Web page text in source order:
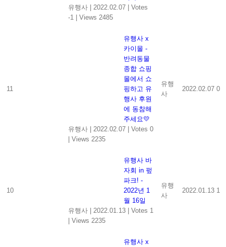
유행사 | 2022.02.07 | Votes
-1 | Views 2485
11
유행사 x
카이몰 -
반려동물
종합 쇼핑
몰에서 쇼
핑하고 유
행사 후원
에 동참해
주세요💛
유행사 | 2022.02.07 | Votes 0
| Views 2235
유행
사
2022.02.07 0
10
유행사 바
자회 in 펖
파크! -
2022년 1
월 16일
유행사 | 2022.01.13 | Votes 1
| Views 2235
유행
사
2022.01.13 1
유행사 x